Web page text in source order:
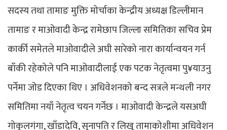
सदस्य तथा तामाङ मुक्ति मोर्चाका केन्द्रीय अध्यक्ष डिल्लीमान
तामाङ र माओवादी केन्द्र रामेछाप जिल्ला समितिका सचिव प्रेम
कार्की समेतले माओवादीले अघी सारेको नारा कार्यान्वयन गर्न
बाँकी रहेकोले पनि माओवादीलाई एक पटक नेतृत्वमा पु¥याउनु
पर्नेमा जोड दिएका थिए । अधिवेशनको बन्द सत्रले मन्थली नगर
समितिमा नयाँ नेतृत्व चयन गर्नेछ । माओवादी केन्द्रले यसअघी
गोकुलगंगा, खाँडादेवि, सुनापति र लिखु तामाकोशीमा अधिवेशन